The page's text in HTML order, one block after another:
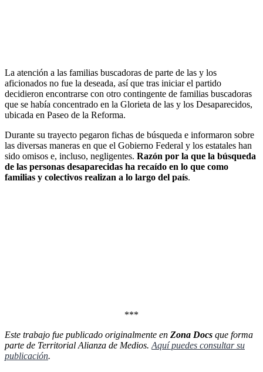
La atención a las familias buscadoras de parte de las y los
aficionados no fue la deseada, así que tras iniciar el partido
decidieron encontrarse con otro contingente de familias buscadoras
que se había concentrado en la Glorieta de las y los Desaparecidos,
ubicada en Paseo de la Reforma.
Durante su trayecto pegaron fichas de búsqueda e informaron sobre
las diversas maneras en que el Gobierno Federal y los estatales han
sido omisos e, incluso, negligentes. Razón por la que la búsqueda
de las personas desaparecidas ha recaído en lo que como
familias y colectivos realizan a lo largo del país.
***
Este trabajo fue publicado originalmente en Zona Docs que forma
parte de Territorial Alianza de Medios.Aquí puedes consultar su
publicación.